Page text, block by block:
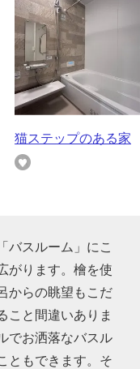
猫ステップのある家
バスルーム」にこ
がります。檜を使
からの眺望もこだ
こと間違いありま
でお洒落なバスル
ともできます。そ